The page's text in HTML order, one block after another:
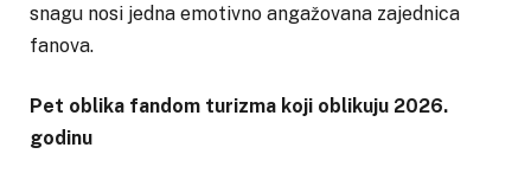
snagu nosi jedna emotivno angažovana zajednica
fanova.
Pet oblika fandom turizma koji oblikuju 2026.
godinu